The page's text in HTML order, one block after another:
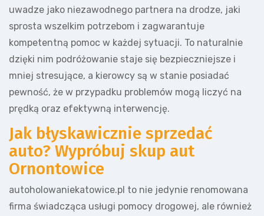
uwadze jako niezawodnego partnera na drodze, jaki
sprosta wszelkim potrzebom i zagwarantuje
kompetentną pomoc w każdej sytuacji. To naturalnie
dzięki nim podróżowanie staje się bezpieczniejsze i
mniej stresujące, a kierowcy są w stanie posiadać
pewność, że w przypadku problemów mogą liczyć na
prędką oraz efektywną interwencję.
Jak błyskawicznie sprzedać
auto? Wypróbuj skup aut
Ornontowice
autoholowaniekatowice.pl to nie jedynie renomowana
firma świadcząca usługi pomocy drogowej, ale również